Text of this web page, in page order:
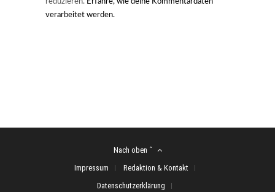
verarbeitet werden.
Nach oben ˆ
Impressum
Redaktion & Kontakt
Datenschutzerklärung